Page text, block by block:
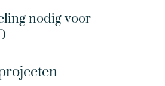
nodig voor